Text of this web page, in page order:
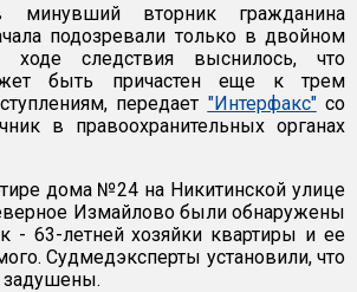
минувший вторник гражданина
подозревали только в двойном
следствия выснилось, что
быть причастен еще к трем
передает "Интерфакс"со
в правоохранительных органах
дома №24 на Никитинской улице
Измайлово были обнаружены
- 63-летней хозяйки квартиры и ее
Судмедэксперты установили, что